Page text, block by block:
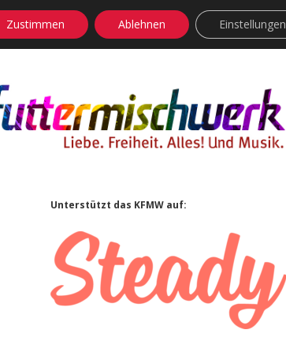
facebook
instagram
rss soundcloud
vimeoBluesky
Sidebar
Unterstützt das KFMW auf:
Zustimmen Ablehnen Einstellungen